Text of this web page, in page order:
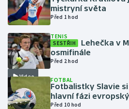
Házená
Jezdectví
Judo
Krasobruslení
mistryní světa
Před 1 hod
Video
TENIS
SESTŘIH
Lehečka v
osmifinále
Před 2 hod
FOTBAL
Fotbalistky Slavie
hlavní fázi
Před 10 hod